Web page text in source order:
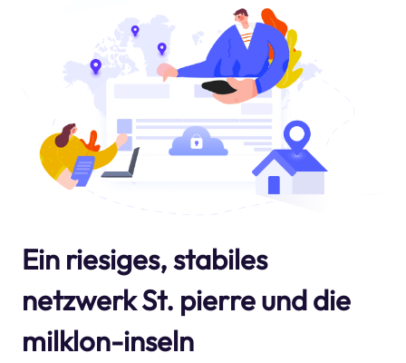
Ein riesiges, stabiles
netzwerk St. pierre und die
milklon-inseln